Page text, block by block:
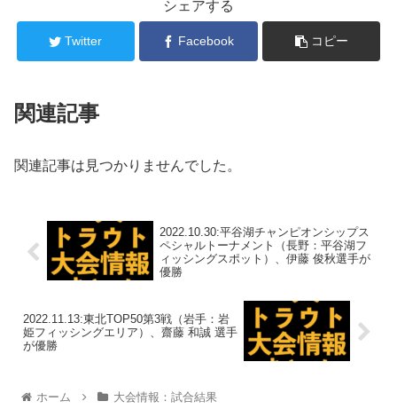
シェアする
Twitter Facebook コピー
関連記事
関連記事は見つかりませんでした。
2022.10.30:平谷湖チャンピオンシップス
ペシャルトーナメント（長野：平谷湖フ
ィッシングスポット）、伊藤 俊秋選手が
優勝
2022.11.13:東北TOP50第3戦（岩手：岩
姫フィッシングエリア）、齋藤 和誠 選手
が優勝
ホーム 大会情報：試合結果